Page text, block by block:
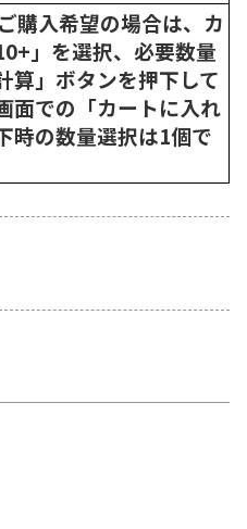
購入希望の場合は、カ
」を選択、必要数量
算」ボタンを押下して
面での「カートに入れ
時の数量選択は1個で